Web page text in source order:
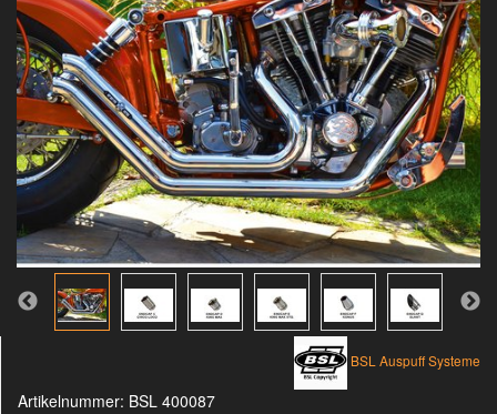
BSL Auspuff Systeme
Artikelnummer: BSL 400087